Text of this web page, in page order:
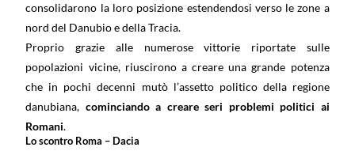
consolidarono la loro posizione estendendosi verso le zone a
nord del Danubio e della Tracia.
Proprio grazie alle numerose vittorie riportate sulle
popolazioni vicine, riuscirono a creare una grande potenza
che in pochi decenni mutò l’assetto politico della regione
danubiana, cominciando a creare seri problemi politici ai
Romani.
Lo scontro Roma – Dacia